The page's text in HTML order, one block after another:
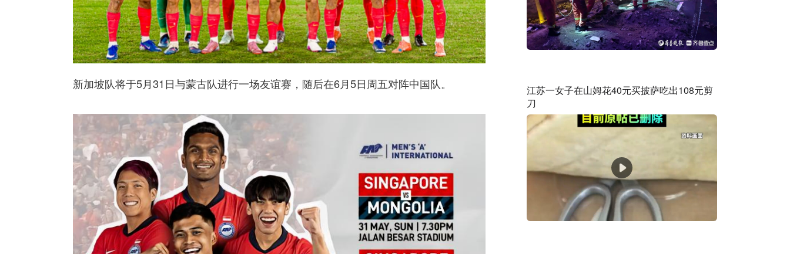
新加坡队将于5月31日与蒙古队进行一场友谊赛，随后在6月5日周五对阵中国队。
江苏一女子在山姆花40元买披萨吃出108元剪
刀